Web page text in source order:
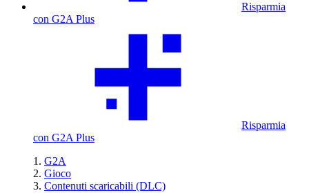
Risparmia
con G2A Plus
Risparmia
con G2A Plus
G2A
Gioco
Contenuti scaricabili (DLC)